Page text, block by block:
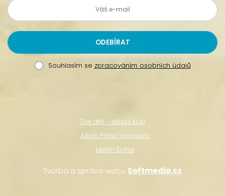
Souhlasím se zpracováním osobních údajů
Živé děti – dětský klub
Aikido Praha Vinohrady
Martin Švihla
Tvorba a správa webu Softmedia.cz